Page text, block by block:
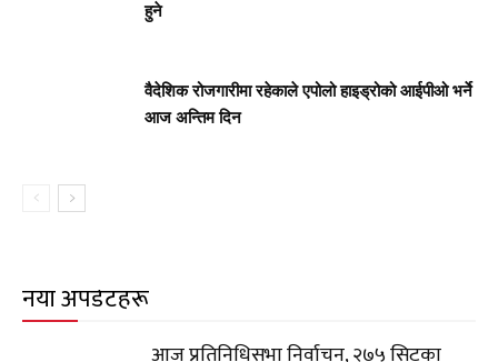
हुने
वैदेशिक रोजगारीमा रहेकाले एपोलो हाइड्रोको आईपीओ भर्ने
आज अन्तिम दिन
नयाँ अपडेटहरू
आज प्रतिनिधिसभा निर्वाचन, २७५ सिटका